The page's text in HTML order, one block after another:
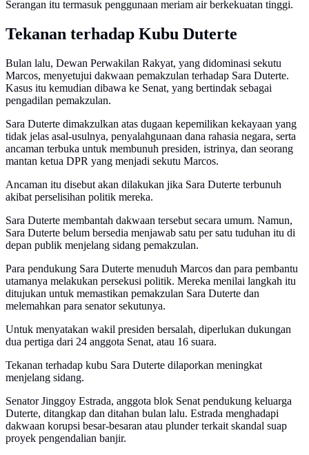
Serangan itu termasuk penggunaan meriam air berkekuatan tinggi.
Tekanan terhadap Kubu Duterte
Bulan lalu, Dewan Perwakilan Rakyat, yang didominasi sekutu
Marcos, menyetujui dakwaan pemakzulan terhadap Sara Duterte.
Kasus itu kemudian dibawa ke Senat, yang bertindak sebagai
pengadilan pemakzulan.
Sara Duterte dimakzulkan atas dugaan kepemilikan kekayaan yang
tidak jelas asal-usulnya, penyalahgunaan dana rahasia negara, serta
ancaman terbuka untuk membunuh presiden, istrinya, dan seorang
mantan ketua DPR yang menjadi sekutu Marcos.
Ancaman itu disebut akan dilakukan jika Sara Duterte terbunuh
akibat perselisihan politik mereka.
Sara Duterte membantah dakwaan tersebut secara umum. Namun,
Sara Duterte belum bersedia menjawab satu per satu tuduhan itu di
depan publik menjelang sidang pemakzulan.
Para pendukung Sara Duterte menuduh Marcos dan para pembantu
utamanya melakukan persekusi politik. Mereka menilai langkah itu
ditujukan untuk memastikan pemakzulan Sara Duterte dan
melemahkan para senator sekutunya.
Untuk menyatakan wakil presiden bersalah, diperlukan dukungan
dua pertiga dari 24 anggota Senat, atau 16 suara.
Tekanan terhadap kubu Sara Duterte dilaporkan meningkat
menjelang sidang.
Senator Jinggoy Estrada, anggota blok Senat pendukung keluarga
Duterte, ditangkap dan ditahan bulan lalu. Estrada menghadapi
dakwaan korupsi besar-besaran atau plunder terkait skandal suap
proyek pengendalian banjir.